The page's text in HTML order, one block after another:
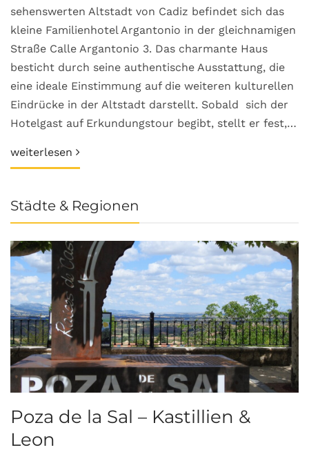
sehenswerten Altstadt von Cadiz befindet sich das
kleine Familienhotel Argantonio in der gleichnamigen
Straße Calle Argantonio 3. Das charmante Haus
besticht durch seine authentische Ausstattung, die
eine ideale Einstimmung auf die weiteren kulturellen
Eindrücke in der Altstadt darstellt. Sobald sich der
Hotelgast auf Erkundungstour begibt, stellt er fest,…
weiterlesen
Städte & Regionen
Poza de la Sal – Kastillien &
Leon